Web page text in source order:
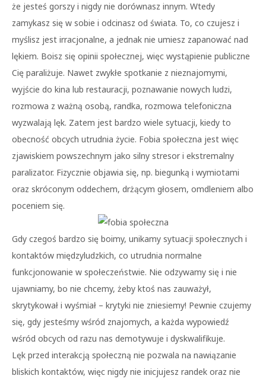
że jesteś gorszy i nigdy nie dorównasz innym. Wtedy
zamykasz się w sobie i odcinasz od świata. To, co czujesz i
myślisz jest irracjonalne, a jednak nie umiesz zapanować nad
lękiem. Boisz się opinii społecznej, więc wystąpienie publiczne
Cię paraliżuje. Nawet zwykłe spotkanie z nieznajomymi,
wyjście do kina lub restauracji, poznawanie nowych ludzi,
rozmowa z ważną osobą, randka, rozmowa telefoniczna
wyzwalają lęk. Zatem jest bardzo wiele sytuacji, kiedy to
obecność obcych utrudnia życie. Fobia społeczna jest więc
zjawiskiem powszechnym jako silny stresor i ekstremalny
paralizator. Fizycznie objawia się, np. biegunką i wymiotami
oraz skróconym oddechem, drżącym głosem, omdleniem albo
poceniem się.
Gdy czegoś bardzo się boimy, unikamy sytuacji społecznych i
kontaktów międzyludzkich, co utrudnia normalne
funkcjonowanie w społeczeństwie. Nie odzywamy się i nie
ujawniamy, bo nie chcemy, żeby ktoś nas zauważył,
skrytykował i wyśmiał – krytyki nie zniesiemy! Pewnie czujemy
się, gdy jesteśmy wśród znajomych, a każda wypowiedź
wśród obcych od razu nas demotywuje i dyskwalifikuje.
Lęk przed interakcją społeczną nie pozwala na nawiązanie
bliskich kontaktów, więc nigdy nie inicjujesz randek oraz nie